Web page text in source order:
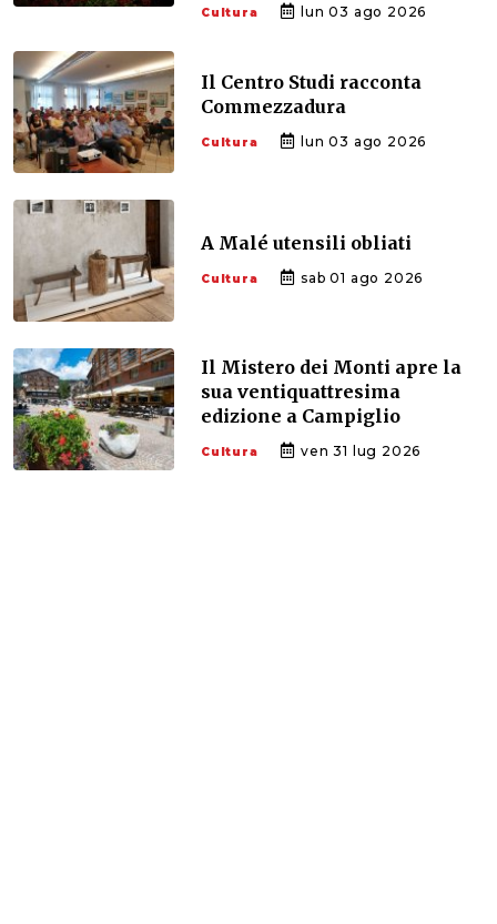
Cultura lun 03 ago 2026
Il Centro Studi racconta
Commezzadura
Cultura lun 03 ago 2026
A Malé utensili obliati
Cultura sab 01 ago 2026
Il Mistero dei Monti apre la
sua ventiquattresima
edizione a Campiglio
Cultura ven 31 lug 2026